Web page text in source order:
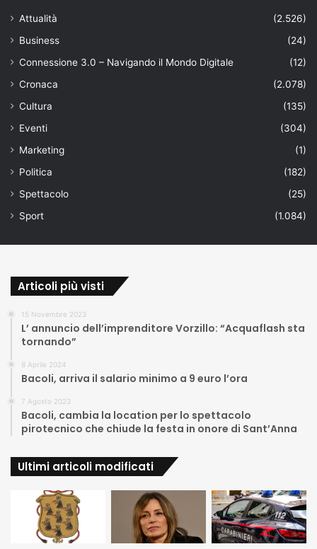
Attualità
(2.526)
Business
(24)
Connessione 3.0 – Navigando il Mondo Digitale
(12)
Cronaca
(2.078)
Cultura
(135)
Eventi
(304)
Marketing
(1)
Politica
(182)
Spettacolo
(25)
Sport
(1.084)
Articoli più visti
15 Novembre 2023
L’ annuncio dell’imprenditore Vorzillo: “Acquaflash sta
tornando”
8 Aprile 2024
Bacoli, arriva il salario minimo a 9 euro l’ora
7 Agosto 2023
Bacoli, cambia la location per lo spettacolo
pirotecnico che chiude la festa in onore di Sant’Anna
Ultimi articoli modificati